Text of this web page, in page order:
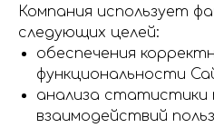
Компания использует
следующих целей:
обеспечения
функциональности
анализа статистики
взаимодействий